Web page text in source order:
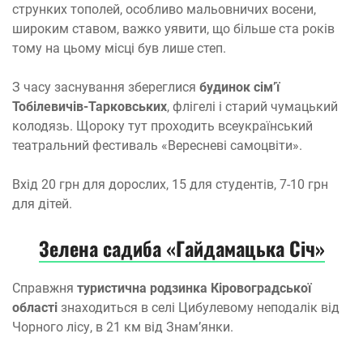
струнких тополей, особливо мальовничих восени,
широким ставом, важко уявити, що більше ста років
тому на цьому місці був лише степ.
З часу заснування збереглися будинок сім’ї
Тобілевичів-Тарковських, флігелі і старий чумацький
колодязь. Щороку тут проходить всеукраїнський
театральний фестиваль «Вересневі самоцвіти».
Вхід 20 грн для дорослих, 15 для студентів, 7-10 грн
для дітей.
Зелена садиба «Гайдамацька Січ»
Справжня туристична родзинка Кіровоградської
області знаходиться в селі Цибулевому неподалік від
Чорного лісу, в 21 км від Знам’янки.